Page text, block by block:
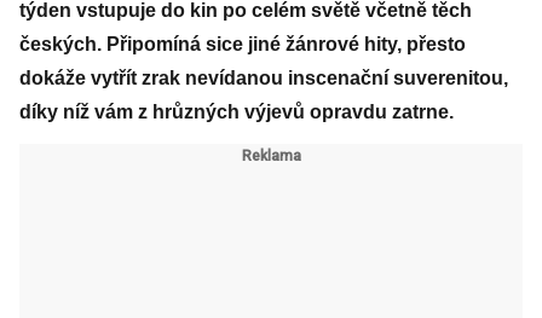
týden vstupuje do kin po celém světě včetně těch
českých. Připomíná sice jiné žánrové hity, přesto
dokáže vytřít zrak nevídanou inscenační suverenitou,
díky níž vám z hrůzných výjevů opravdu zatrne.